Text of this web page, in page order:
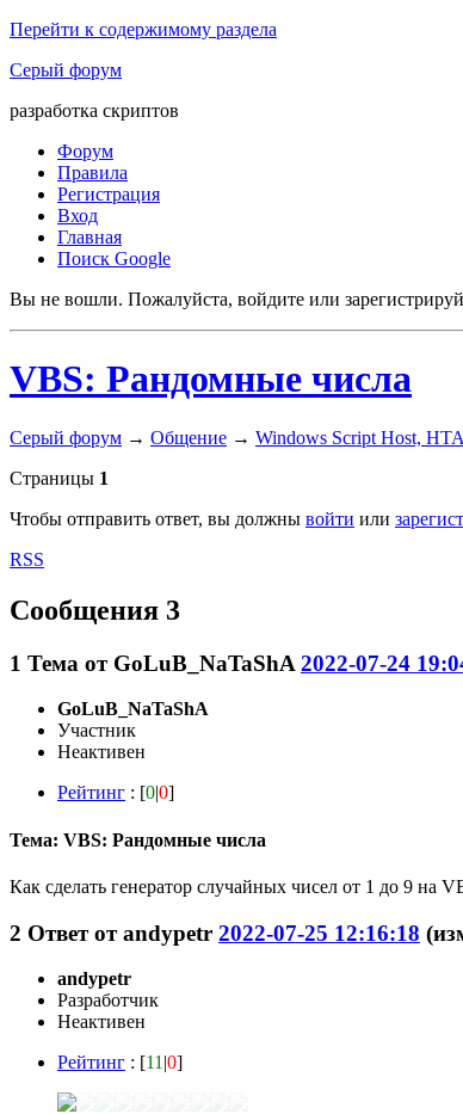
Перейти к содержимому раздела
Серый форум
разработка скриптов
Форум
Правила
Регистрация
Вход
Главная
Поиск Google
Вы не вошли. Пожалуйста, войдите или
VBS: Рандомные числа
Серый форум → Общение → Windows Script Host,
Страницы 1
Чтобы отправить ответ, вы должны войти или
RSS
Сообщения 3
1 Тема от GoLuB_NaTaShA 2022-07-24
GoLuB_NaTaShA
Участник
Неактивен
Рейтинг : [0|0]
Тема: VBS: Рандомные числа
Как сделать генератор случайных чисел от 1 до 9 на
2 Ответ отandypetr 2022-07-25 12:16:18
andypetr
Разработчик
Неактивен
Рейтинг : [11 |0]